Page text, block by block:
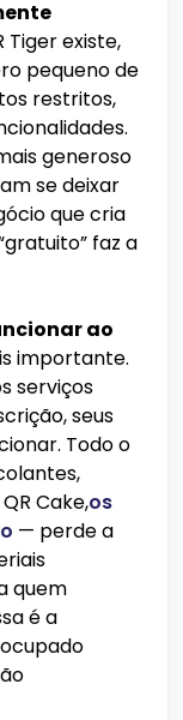
Tiger existe,
pequeno de
restritos,
generoso
se deixar
que cria
faz a
ao
importante.
serviços
seus
Todo o
Cake,os
— perde a
quem
é a